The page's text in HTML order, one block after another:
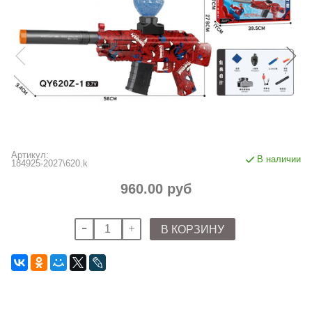
Артикул:
184925-2027\620.k
В наличии
960.00 руб
В КОРЗИНУ